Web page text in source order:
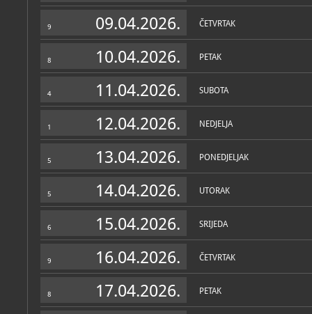
9 09.04.2026. ČETVRTAK
8 10.04.2026. PETAK
4 11.04.2026. SUBOTA
1 12.04.2026. NEDJELJA
5 13.04.2026. PONEDJELJAK
5 14.04.2026. UTORAK
6 15.04.2026. SRIJEDA
9 16.04.2026. ČETVRTAK
8 17.04.2026. PETAK
kojega se pruža pogled
Postav Zbirke proteže se
kuhinje i posuđe),
muzejske zbirke,
gradom uz priču o
razgled crkve sv. Andrije,
starog toša za pravljenje
prostorijama za